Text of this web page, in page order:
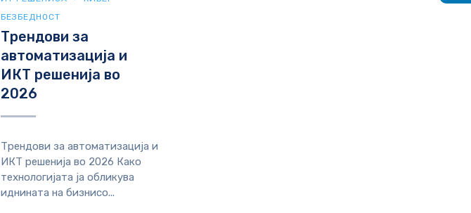
БЕЗБЕДНОСТ
Трендови за
автоматизација и
ИКТ решенија во
2026
Трендови за автоматизација и
ИКТ решенија во 2026 Како
технологијата ја обликува
иднината на бизнисо...